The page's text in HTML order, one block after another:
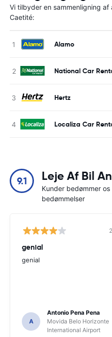
Vi tilbyder en sammenligning af
Caetité:
Alamo
National Car
Hertz
Localiza Car
9.1 Leje Af Bil
Kunder bedømmer
bedømmelser
genial
genial
A
Antonio Pena Pena
Movida Belo Horizonte
International Airport